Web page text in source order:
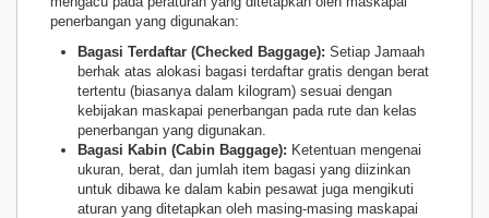
penerbangan yang digunakan:
Bagasi Terdaftar (Checked Baggage): Setiap Jamaah
berhak atas alokasi bagasi terdaftar gratis dengan berat
tertentu (biasanya dalam kilogram) sesuai dengan
kebijakan maskapai penerbangan pada rute dan kelas
penerbangan yang digunakan.
Bagasi Kabin (Cabin Baggage): Ketentuan mengenai
ukuran, berat, dan jumlah item bagasi yang diizinkan
untuk dibawa ke dalam kabin pesawat juga mengikuti
aturan yang ditetapkan oleh masing-masing maskapai